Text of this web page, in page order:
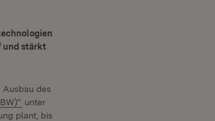
und stärkt
Ausbau des
(Öffnet in neuem Fenster)
unter
plant, bis